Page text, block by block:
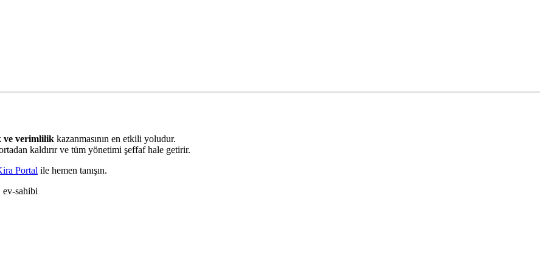
ve verimlilik kazanmasının en etkili yoludur.
kaldırır ve tüm yönetimi şeffaf hale getirir.
Portal ile hemen tanışın.
ev-sahibi